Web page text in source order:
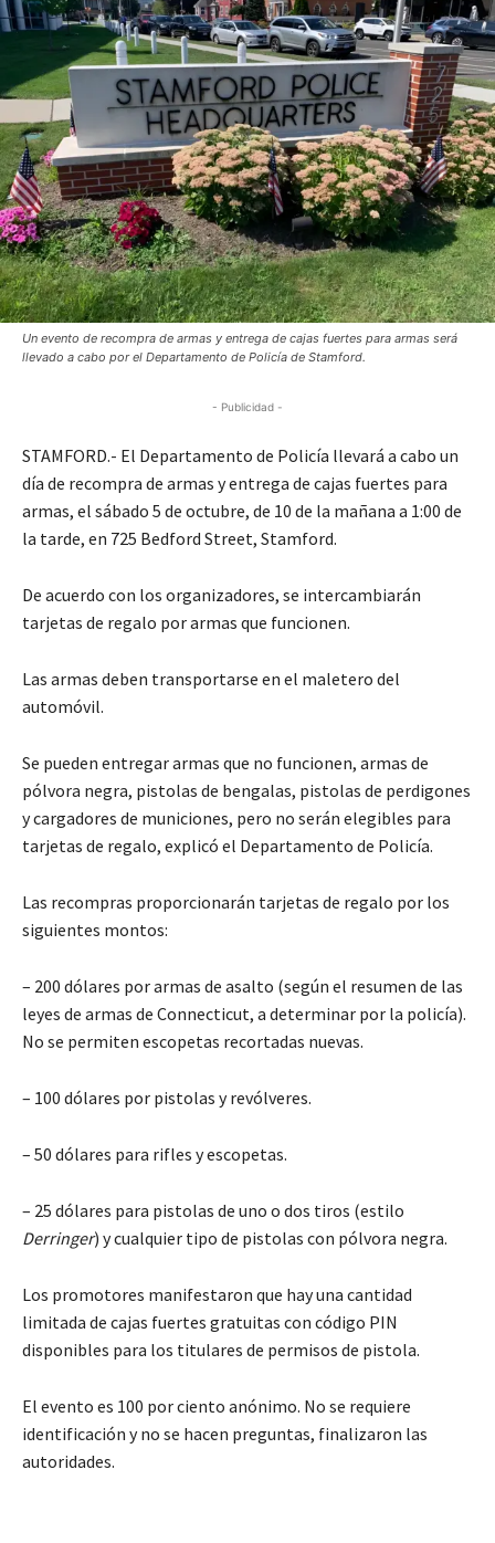
Un evento de recompra de armas y entrega de cajas fuertes para armas será
llevado a cabo por el Departamento de Policía de Stamford.
- Publicidad -
STAMFORD.- El Departamento de Policía llevará a cabo un
día de recompra de armas y entrega de cajas fuertes para
armas, el sábado 5 de octubre, de 10 de la mañana a 1:00 de
la tarde, en 725 Bedford Street, Stamford.
De acuerdo con los organizadores, se intercambiarán
tarjetas de regalo por armas que funcionen.
Las armas deben transportarse en el maletero del
automóvil.
Se pueden entregar armas que no funcionen, armas de
pólvora negra, pistolas de bengalas, pistolas de perdigones
y cargadores de municiones, pero no serán elegibles para
tarjetas de regalo, explicó el Departamento de Policía.
Las recompras proporcionarán tarjetas de regalo por los
siguientes montos:
– 200 dólares por armas de asalto (según el resumen de las
leyes de armas de Connecticut, a determinar por la policía).
No se permiten escopetas recortadas nuevas.
– 100 dólares por pistolas y revólveres.
– 50 dólares para rifles y escopetas.
– 25 dólares para pistolas de uno o dos tiros (estilo
Derringer) y cualquier tipo de pistolas con pólvora negra.
Los promotores manifestaron que hay una cantidad
limitada de cajas fuertes gratuitas con código PIN
disponibles para los titulares de permisos de pistola.
El evento es 100 por ciento anónimo. No se requiere
identificación y no se hacen preguntas, finalizaron las
autoridades.